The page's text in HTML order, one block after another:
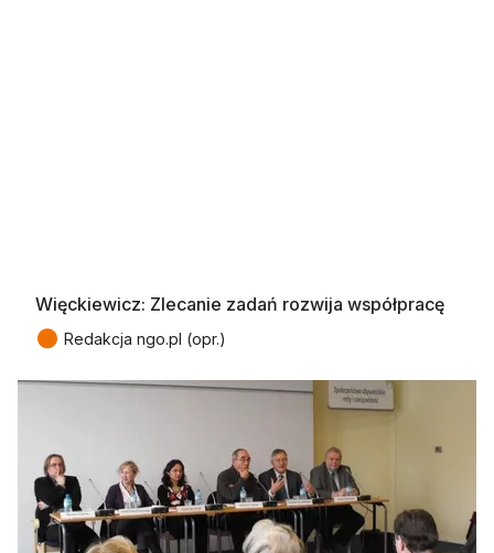
Więckiewicz: Zlecanie zadań rozwija współpracę
● Redakcja ngo.pl (opr.)